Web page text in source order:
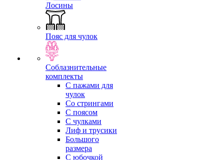
Лосины
Пояс для чулок
Соблазнительные
комплекты
С пажами для
чулок
Со стрингами
С поясом
С чулками
Лиф и трусики
Большого
размера
С юбочкой